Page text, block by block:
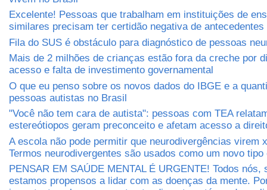
Excelente! Pessoas que trabalham em instituições de
similares precisam ter certidão negativa de
Fila do SUS é obstáculo para diagnóstico de pessoas
Mais de 2 milhões de crianças estão fora da creche por
acesso e falta de investimento governamental
O que eu penso sobre os novos dados do IBGE e a
pessoas autistas no Brasil
"Você não tem cara de autista": pessoas com TEA
estereótiopos geram preconceito e afetam acesso a
A escola não pode permitir que neurodivergências virem
Termos neurodivergentes são usados como um novo tipo
PENSAR EM SAÚDE MENTAL É URGENTE! Todos nós,
estamos propensos a lidar com as doenças da mente.